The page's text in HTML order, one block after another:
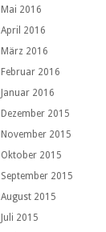
Mai 2016
April 2016
März 2016
Februar 2016
Januar 2016
Dezember 2015
November 2015
Oktober 2015
September 2015
August 2015
Juli 2015